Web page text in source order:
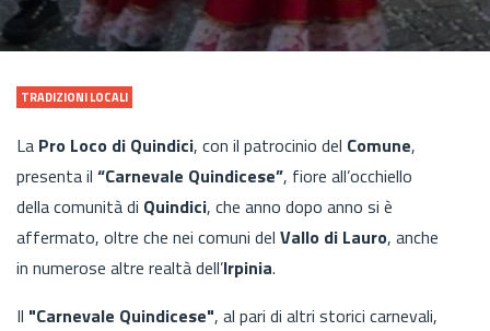
TRADIZIONI LOCALI
La Pro Loco di Quindici, con il patrocinio del Comune,
presenta il “Carnevale Quindicese”, fiore all’occhiello
della comunità di Quindici, che anno dopo anno si è
affermato, oltre che nei comuni del Vallo di Lauro, anche
in numerose altre realtà dell’Irpinia.
Il "Carnevale Quindicese", al pari di altri storici carnevali,